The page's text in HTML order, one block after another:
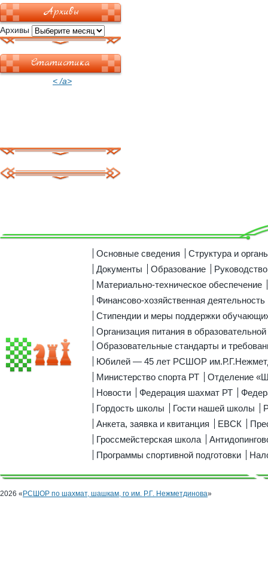
Архивы
Архивы
Статистика
< /a>
Основные сведения
Структура и
Документы
Образование
Руководство
Материально-техническое обеспечение
Финансово-хозяйственная деятельность
Стипендии и меры поддержки
Организация питания в образовательной
Образовательные стандарты и
Юбилей — 45 лет РСШОР
Министерство спорта РТ
Отделение
Новости
Федерация шахмат РТ
Гордость школы
Гости нашей школы
Анкета, заявка и квитанция
ЕВСК
Гроссмейстерская школа
Программы спортивной подготовки
2026 «РСШОР по шахмат, шашкам, го им. Р.Г. Нежметдинова»